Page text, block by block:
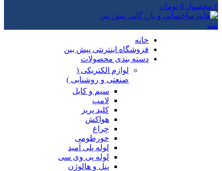
0 محصول 0 تومان
منو
خانه
فروشگاه اینترنتی پیش بین
دسته بندی محصولات
لوازم الکتریکی (
صنعتی و روشنایی )
سیم و کابل
لامپ
کلید پریز
هواکش
چراغ
خورطومی
لوله پلی آمید
لوله پی وی سی
پنل و هالوژن